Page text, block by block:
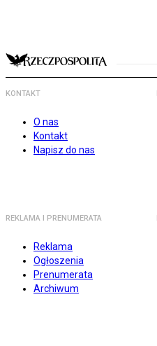
KONTAKT
O nas
Kontakt
Napisz do nas
REKLAMA I PRENUMERATA
Reklama
Ogłoszenia
Prenumerata
Archiwum